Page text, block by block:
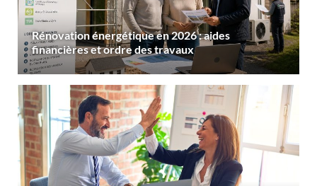
Rénovation énergétique en 2026 : aides
financières et ordre des travaux